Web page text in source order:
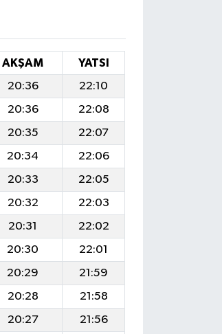
AKŞAM
YATSI
20:36
22:10
20:36
22:08
20:35
22:07
20:34
22:06
20:33
22:05
20:32
22:03
20:31
22:02
20:30
22:01
20:29
21:59
20:28
21:58
20:27
21:56